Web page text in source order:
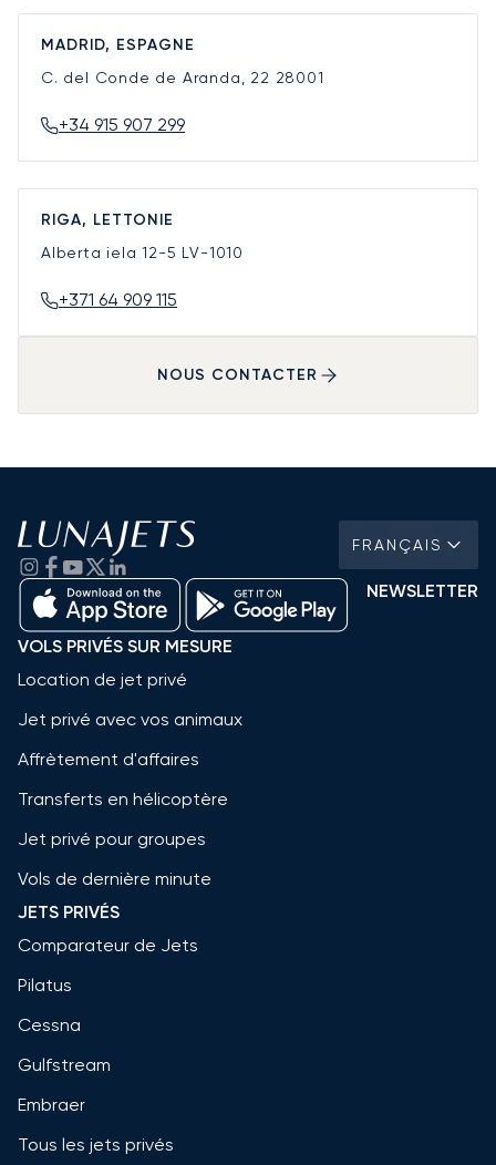
MADRID, ESPAGNE
C. del Conde de Aranda, 22 28001
+34 915 907 299
RIGA, LETTONIE
Alberta iela 12-5 LV-1010
+371 64 909 115
NOUS CONTACTER
FRANÇAIS
NEWSLETTER
VOLS PRIVÉS SUR MESURE
Location de jet privé
Jet privé avec vos animaux
Affrètement d'affaires
Transferts en hélicoptère
Jet privé pour groupes
Vols de dernière minute
JETS PRIVÉS
Comparateur de Jets
Pilatus
Cessna
Gulfstream
Embraer
Tous les jets privés